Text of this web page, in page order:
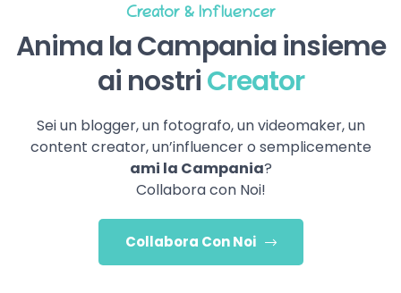
Creator & Influencer
Anima la Campania insieme
ai nostriCreator
Sei un blogger, un fotografo, un videomaker, un
content creator, un’influencer o semplicemente
ami la Campania?
Collabora con Noi!
Collabora Con Noi